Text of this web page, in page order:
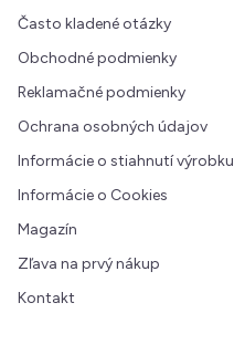
Často kladené otázky
Obchodné podmienky
Reklamačné podmienky
Ochrana osobných údajov
Informácie o stiahnutí výrobku
Informácie o Cookies
Magazín
Zľava na prvý nákup
Kontakt